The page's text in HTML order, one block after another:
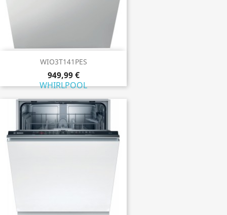
WIO3T141PES
949,99 €
WHIRLPOOL